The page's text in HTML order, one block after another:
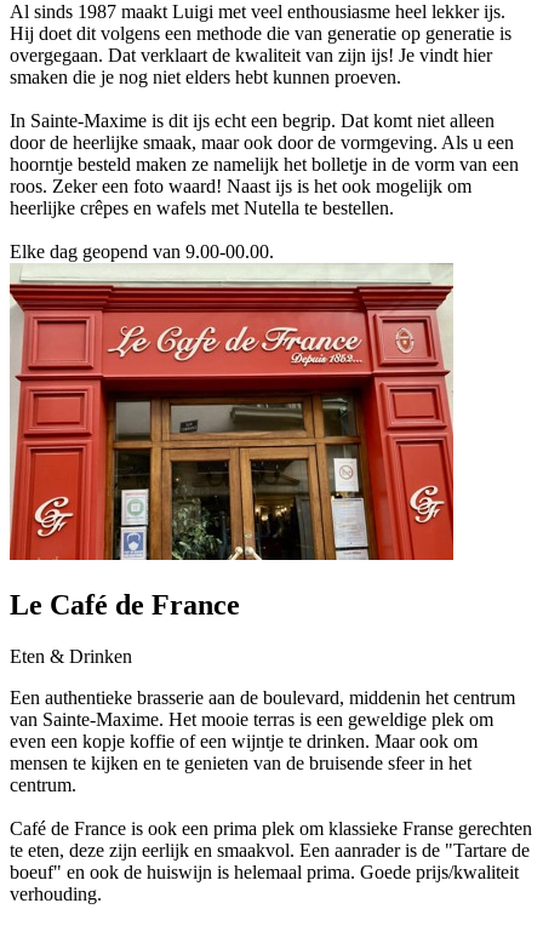
Al sinds 1987 maakt Luigi met veel enthousiasme heel lekker ijs.
Hij doet dit volgens een methode die van generatie op generatie is
overgegaan. Dat verklaart de kwaliteit van zijn ijs! Je vindt hier
smaken die je nog niet elders hebt kunnen proeven.
In Sainte-Maxime is dit ijs echt een begrip. Dat komt niet alleen
door de heerlijke smaak, maar ook door de vormgeving. Als u een
hoorntje besteld maken ze namelijk het bolletje in de vorm van een
roos. Zeker een foto waard! Naast ijs is het ook mogelijk om
heerlijke crêpes en wafels met Nutella te bestellen.
Elke dag geopend van 9.00-00.00.
Le Café de France
Eten & Drinken
Een authentieke brasserie aan de boulevard, middenin het centrum
van Sainte-Maxime. Het mooie terras is een geweldige plek om
even een kopje koffie of een wijntje te drinken. Maar ook om
mensen te kijken en te genieten van de bruisende sfeer in het
centrum.
Café de France is ook een prima plek om klassieke Franse gerechten
te eten, deze zijn eerlijk en smaakvol. Een aanrader is de "Tartare de
boeuf" en ook de huiswijn is helemaal prima. Goede prijs/kwaliteit
verhouding.